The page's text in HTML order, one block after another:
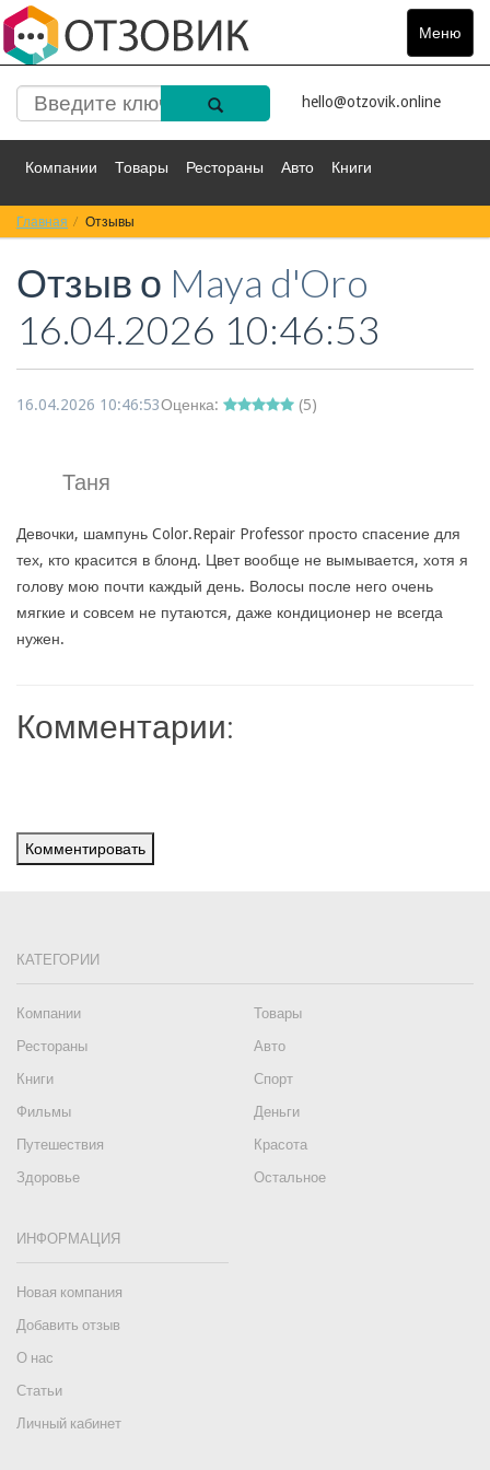
Меню
Toggle
hello@otzovik.online
Компании Товары Рестораны Авто Книги
Спорт Фильмы
Красота Здоровье Остальное
Главная Отзывы
Отзыв о Maya d'Oro
16.04.2026 10:46:53
16.04.2026 10:46:53Оценка: (5)
Таня
Девочки, шампунь Color.Repair Professor просто спасение для
тех, кто красится в блонд. Цвет вообще не вымывается, хотя я
голову мою почти каждый день. Волосы после него очень
мягкие и совсем не путаются, даже кондиционер не всегда
нужен.
Комментарии:
Комментировать
КАТЕГОРИИ
Компании
Товары
Рестораны
Авто
Книги
Спорт
Фильмы
Деньги
Путешествия
Красота
Здоровье
Остальное
ИНФОРМАЦИЯ
Новая компания
Добавить отзыв
О нас
Статьи
Личный кабинет